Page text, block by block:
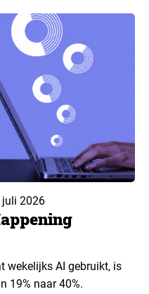
zij een grens? Dit
Miles
juli 2026
wekelijks AI gebruikt, is
19% naar 40%.